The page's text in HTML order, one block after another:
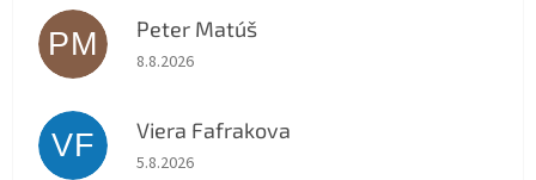
PM Peter Matúš
Hodnotenie obchodu je 5 z 5 hviezdičiek.
8.8.2026
VF Viera Fafrakova
Hodnotenie obchodu je 5 z 5 hviezdičiek.
5.8.2026